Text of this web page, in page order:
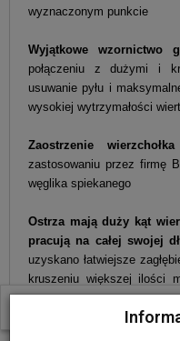
wyznaczonym punkcie
Wyjątkowe wzornictwo
połączeniu z dużymi i
usuwanie pyłu i
wysokiej wytrzymałości
Zaostrzenie
zastosowaniu przez firmę
węglika spiekanego
Ostrza mają duży kąt
pracują na całej swojej
uzyskano łatwiejsze
kruszeniu większej ilości
przełożyło się na
W ostatnich 30 dniach